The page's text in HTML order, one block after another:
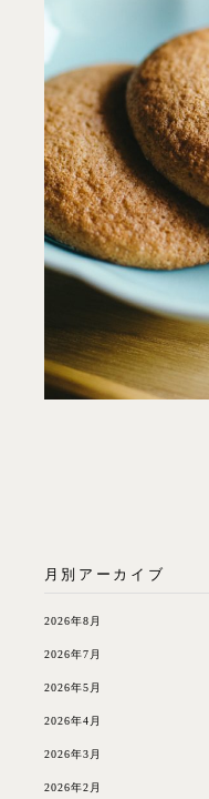
月別アーカイブ
2026年8月
2026年7月
2026年5月
2026年4月
2026年3月
2026年2月